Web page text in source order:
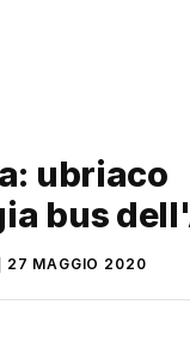
ubriaco
bus
27 MAGGIO 2020